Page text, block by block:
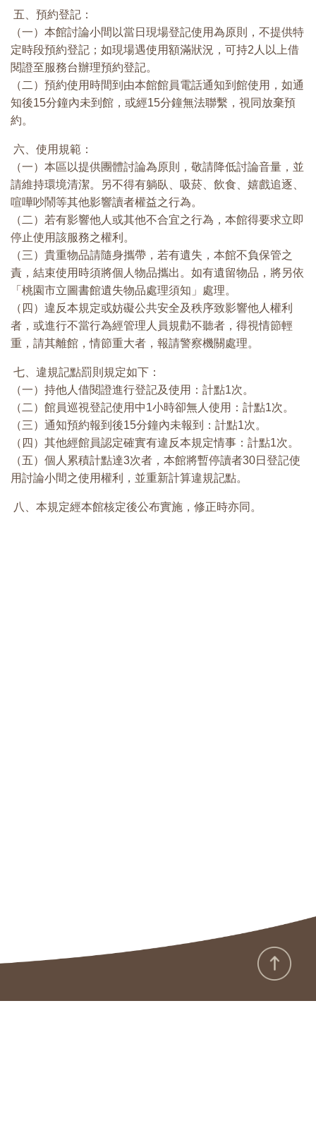
五、預約登記：
（一）本館討論小間以當日現場登記使用為原則，不提供特
定時段預約登記；如現場遇使用額滿狀況，可持2人以上借
閱證至服務台辦理預約登記。
（二）預約使用時間到由本館館員電話通知到館使用，如通
知後15分鐘內未到館，或經15分鐘無法聯繫，視同放棄預
約。
六、使用規範：
（一）本區以提供團體討論為原則，敬請降低討論音量，並
請維持環境清潔。另不得有躺臥、吸菸、飲食、嬉戲追逐、
喧嘩吵鬧等其他影響讀者權益之行為。
（二）若有影響他人或其他不合宜之行為，本館得要求立即
停止使用該服務之權利。
（三）貴重物品請隨身攜帶，若有遺失，本館不負保管之
責，結束使用時須將個人物品攜出。如有遺留物品，將另依
「桃園市立圖書館遺失物品處理須知」處理。
（四）違反本規定或妨礙公共安全及秩序致影響他人權利
者，或進行不當行為經管理人員規勸不聽者，得視情節輕
重，請其離館，情節重大者，報請警察機關處理。
七、違規記點罰則規定如下：
（一）持他人借閱證進行登記及使用：計點1次。
（二）館員巡視登記使用中1小時卻無人使用：計點1次。
（三）通知預約報到後15分鐘內未報到：計點1次。
（四）其他經館員認定確實有違反本規定情事：計點1次。
（五）個人累積計點達3次者，本館將暫停讀者30日登記使
用討論小間之使用權利，並重新計算違規記點。
八、本規定經本館核定後公布實施，修正時亦同。